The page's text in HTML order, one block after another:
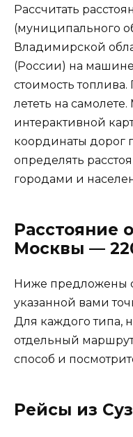
Рассчитать
(муниципального
Владимирской
(России) на
стоимость
лететь на
интерактивной
координаты дорог
определять
городами и
Расстояние
Москвы —
Ниже предложены
указанной вами
Для каждого типа,
отдельный
способ и
Рейсы из